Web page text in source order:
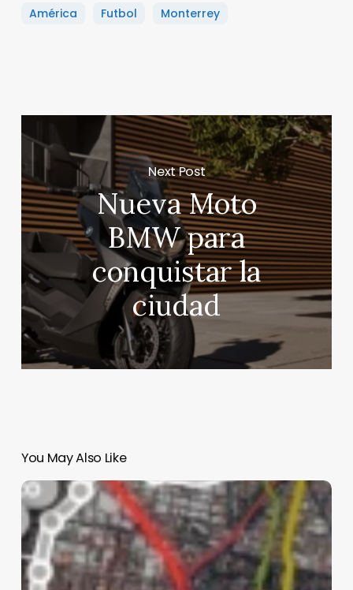
América Futbol Monterrey
Next Post
Nueva Moto
BMW para
conquistar la
ciudad
You May Also Like
Hamás
entrega
visiblemente
demacrados,
a
los